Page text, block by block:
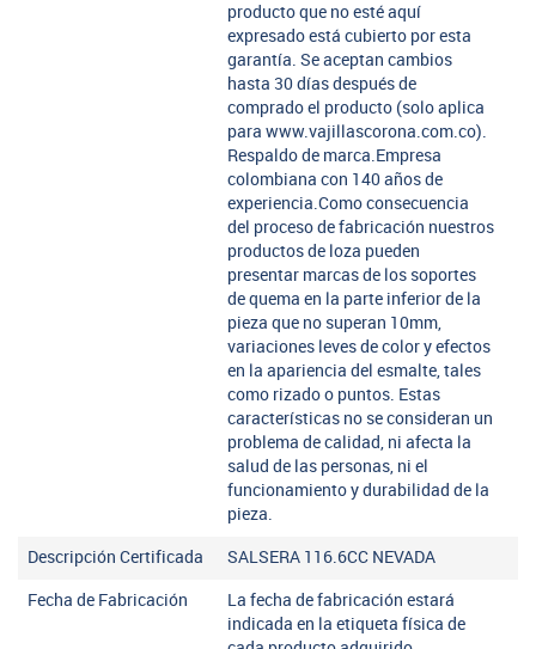
producto que no esté aquí
expresado está cubierto por esta
garantía. Se aceptan cambios
hasta 30 días después de
comprado el producto (solo aplica
para www.vajillascorona.com.co).
Respaldo de marca.Empresa
colombiana con 140 años de
experiencia.Como consecuencia
del proceso de fabricación nuestros
productos de loza pueden
presentar marcas de los soportes
de quema en la parte inferior de la
pieza que no superan 10mm,
variaciones leves de color y efectos
en la apariencia del esmalte, tales
como rizado o puntos. Estas
características no se consideran un
problema de calidad, ni afecta la
salud de las personas, ni el
funcionamiento y durabilidad de la
pieza.
Descripción Certificada SALSERA 116.6CC NEVADA
Fecha de Fabricación
La fecha de fabricación estará
indicada en la etiqueta física de